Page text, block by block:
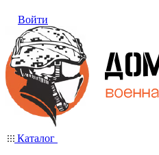
Войти
Каталог